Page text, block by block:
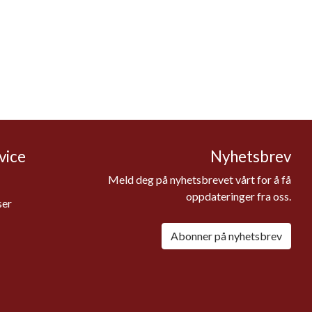
Nyhetsbrev
Meld deg på nyhetsbrevet vårt for å få
oppdateringer fra oss.
Abonner på nyhetsbrev